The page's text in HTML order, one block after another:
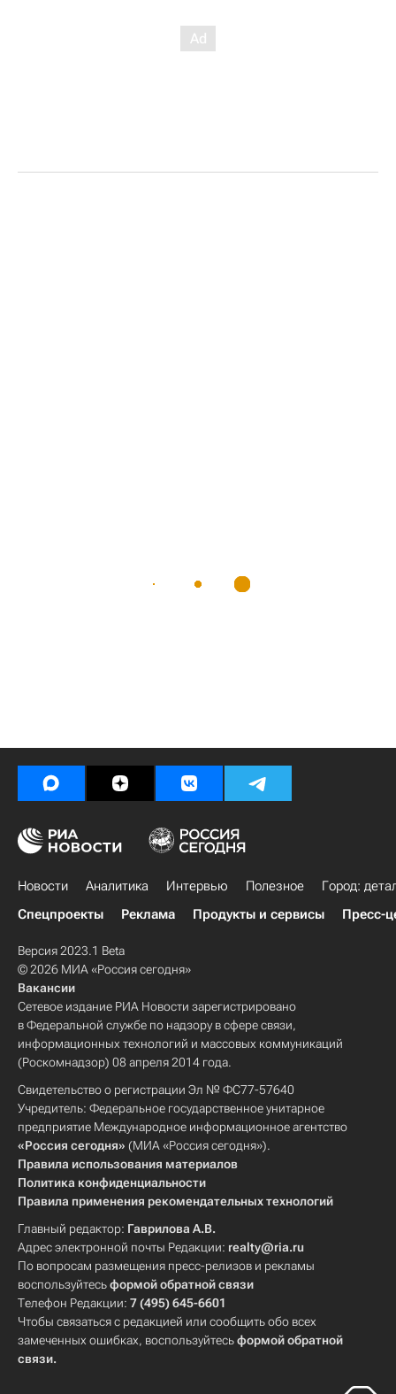
Новости Аналитика Интервью Полезное
Город:
Спецпроекты
Реклама Продукты и сервисы Пресс-
Версия 2023.1 Beta
© 2026 МИА «Россия сегодня»
Вакансии
Сетевое издание РИА Новости зарегистрировано
в Федеральной службе по надзору в сфере связи,
информационных технологий и массовых коммуникаций
(Роскомнадзор) 08 апреля 2014 года.
Свидетельство о регистрации Эл № ФС77-57640
Учредитель: Федеральное государственное унитарное
предприятие Международное информационное агентство
«Россия сегодня» (МИА «Россия сегодня»).
Правила использования материалов
Политика конфиденциальности
Правила применения рекомендательных технологий
Главный редактор: Гаврилова А.В.
Адрес электронной почты Редакции: realty@ria.ru
По вопросам размещения пресс-релизов и рекламы
воспользуйтесьформой обратной связи
Телефон Редакции: 7 (495) 645-6601
Чтобы связаться с редакцией или сообщить обо всех
замеченных ошибках, воспользуйтесьформой обратной
связи.